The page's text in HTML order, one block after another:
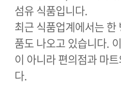
섬유 식품입니다.
최근 식품업계에서는
품도 나오고 있습니다.
이 아니라 편의점과 마
다.